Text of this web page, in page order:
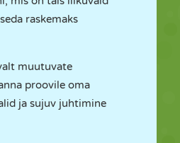
raskemaks
muutuvate
proovile oma
ja sujuv juhtimine